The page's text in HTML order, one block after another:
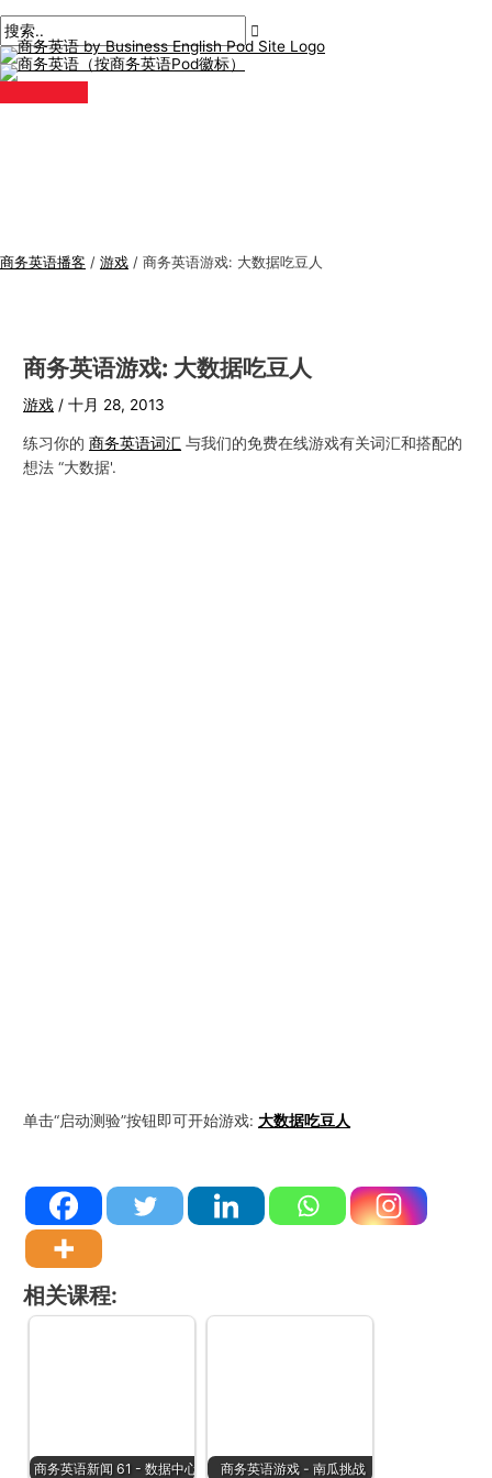
至
内
容
菜
商务英语播客 / 游戏 / 商务英语游戏: 大数据吃豆人
商务英语游戏: 大数据吃豆人
游戏 /十月 28, 2013
练习你的商务英语词汇 与我们的免费在线游戏有关词汇和搭配的
想法 “大数据'.
单击“启动测验”按钮即可开始游戏:大数据吃豆人
相关课程:
商务英语新闻 61 - 数据中心 商务英语游戏 - 南瓜挑战
子
导
航
此
输
入。.
名
*
子
邮
件
*
商
务
英
语
搜
索
: